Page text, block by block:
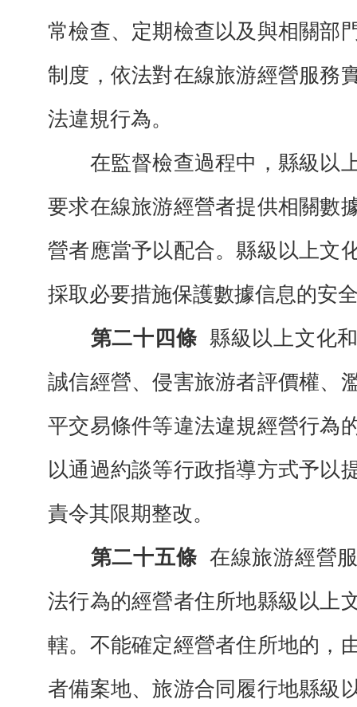
常檢查、定期檢查以及與相關部
制度，依法對在線旅游經營服務
法違規行為。
在監督檢查過程中，縣級以
要求在線旅游經營者提供相關數
營者應當予以配合。縣級以上文
採取必要措施保護數據信息的安
第二十四條 縣級以上文化
誠信經營、侵害旅游者評價權、
平交易條件等違法違規經營行為
以通過約談等行政指導方式予以
責令其限期整改。
第二十五條 在線旅游經營
法行為的經營者住所地縣級以上
轄。不能確定經營者住所地的，
者備案地、旅游合同履行地縣級